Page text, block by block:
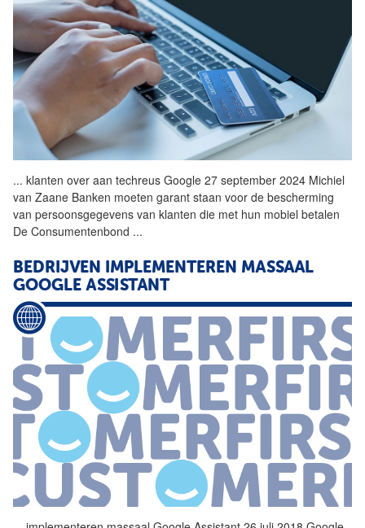
... klanten over aan techreus Google 27 september 2024 Michiel
van Zaane Banken moeten garant staan voor de bescherming
van persoonsgegevens van klanten die met hun mobiel betalen
De Consumentenbond ...
BEDRIJVEN IMPLEMENTEREN MASSAAL
GOOGLE ASSISTANT